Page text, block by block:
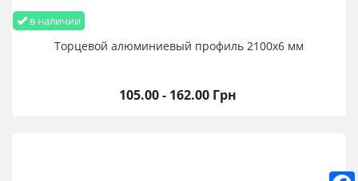
в наличии
Торцевой алюминиевый профиль 2100х6 мм
105.00 - 162.00 Грн